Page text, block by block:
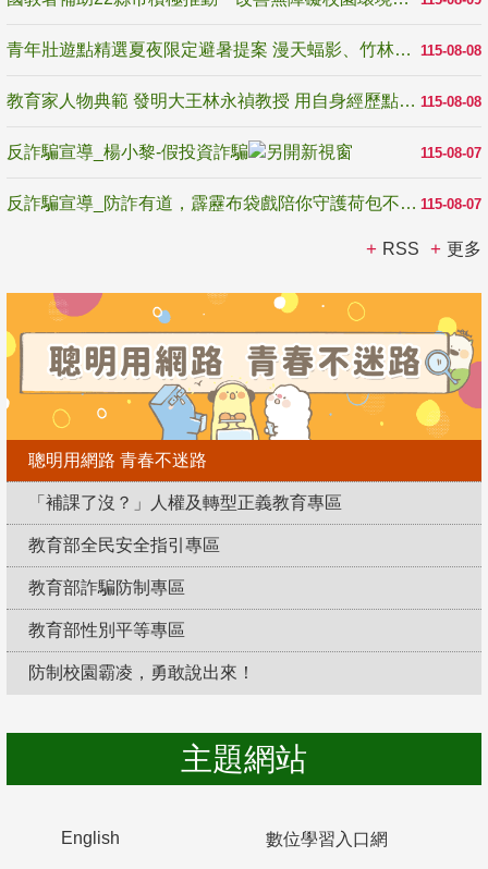
115-08-08
青年壯遊點精選夏夜限定避暑提案 漫天蝠影、竹林尋蛙、茶香夜觀 邀青年暮色出發
115-08-08
教育家人物典範 發明大王林永禎教授 用自身經歷點亮學生的路
115-08-07
反詐騙宣導_楊小黎-假投資詐騙
115-08-07
反詐騙宣導_防詐有道，霹靂布袋戲陪你守護荷包不受騙
RSS 更多
聰明用網路 青春不迷路
「補課了沒？」人權及轉型正義教育專區
教育部全民安全指引專區
教育部詐騙防制專區
教育部性別平等專區
防制校園霸凌，勇敢說出來！
主題網站
English 數位學習入口網